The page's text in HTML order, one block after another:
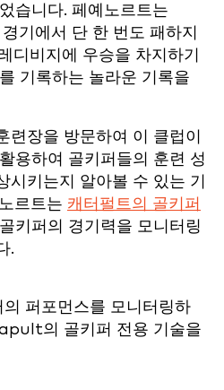
습니다. 페예노르트는
기에서 단 한 번도 패하지
디비지에 우승을 차지하기
기록하는 놀라운 기록을
련장을 방문하여 이 클럽이
용하여 골키퍼들의 훈련 성
시키는지 알아볼 수 있는 기
르트는 캐터펄트의 골키퍼
키퍼의 경기력을 모니터링
.